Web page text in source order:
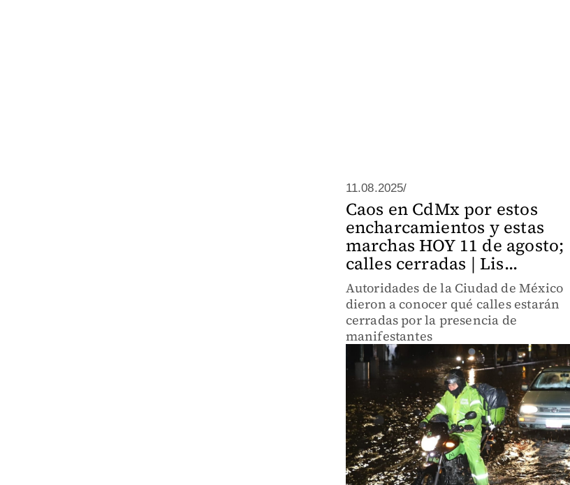
11.08.2025/
Caos en CdMx por estos
encharcamientos y estas
marchas HOY 11 de agosto;
calles cerradas | Lis...
Autoridades de la Ciudad de México
dieron a conocer qué calles estarán
cerradas por la presencia de
manifestantes